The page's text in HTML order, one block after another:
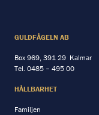
GULDFÅGELN AB
Box 969, 391 29 Kalmar
Tel. 0485 – 495 00
HÅLLBARHET
Familjen